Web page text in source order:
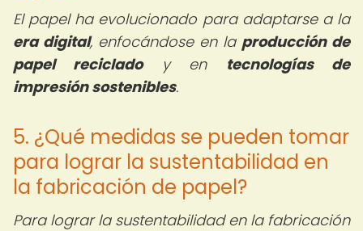
El papel ha evolucionado para adaptarse a la
era digital, enfocándose en la producción de
papel recicladoy en tecnologías de
impresión sostenibles.
5. ¿Qué medidas se pueden tomar
para lograr la sustentabilidad en
la fabricación de papel?
Para lograr la sustentabilidad en la fabricación